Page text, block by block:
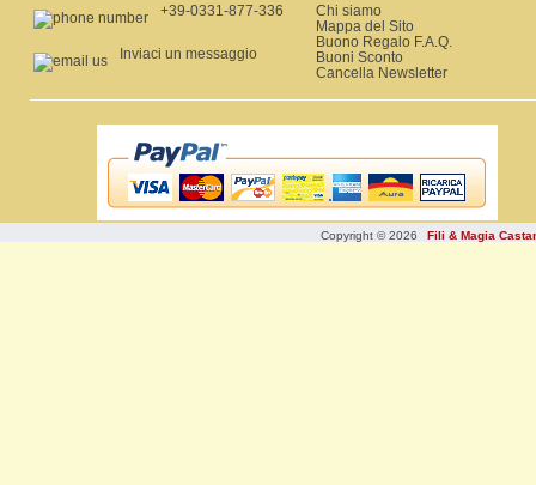
+39-0331-877-336
Inviaci un messaggio
Chi siamo
Mappa del Sito
Buono Regalo F.A.Q.
Buoni Sconto
Cancella Newsletter
Copyright © 2026 Fili & Magia